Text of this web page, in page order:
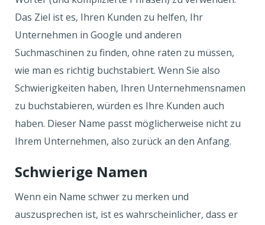
Das Ziel ist es, Ihren Kunden zu helfen, Ihr
Unternehmen in Google und anderen
Suchmaschinen zu finden, ohne raten zu müssen,
wie man es richtig buchstabiert. Wenn Sie also
Schwierigkeiten haben, Ihren Unternehmensnamen
zu buchstabieren, würden es Ihre Kunden auch
haben. Dieser Name passt möglicherweise nicht zu
Ihrem Unternehmen, also zurück an den Anfang.
Schwierige Namen
Wenn ein Name schwer zu merken und
auszusprechen ist, ist es wahrscheinlicher, dass er